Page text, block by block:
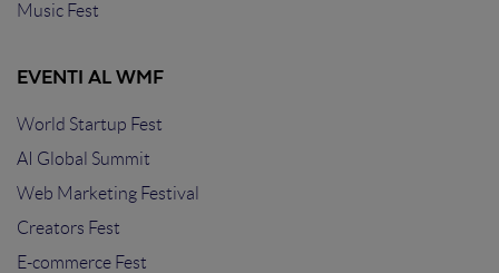
Music Fest
EVENTI AL WMF
World Startup Fest
AI Global Summit
Web Marketing Festival
Creators Fest
E-commerce Fest